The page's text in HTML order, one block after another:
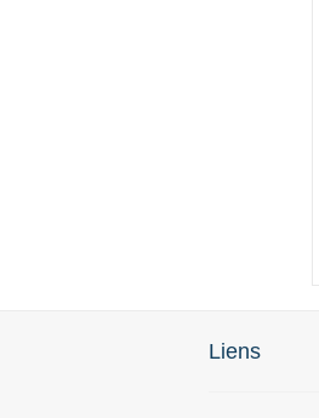
Liens